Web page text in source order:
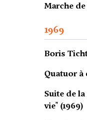
Marche
1969
Boris
Quatuor à
Suite de
vie" (1969)